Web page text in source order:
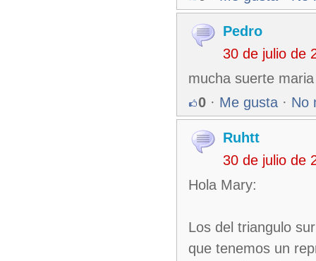
Pedro
30 de julio de
mucha suerte
0 · Me gusta · No
Ruhtt
30 de julio de
Hola Mary:
Los del triangulo
que tenemos un